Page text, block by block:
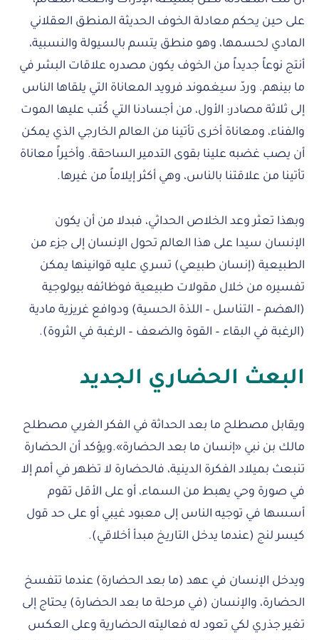
على حين يحكم معادلة الخوف الحديثة المنطق العقلاني
المادي لحسمها، وهو منطق يتسم بالسيولة والنسبية،
أنتج نوعاً جديداً من الخوف يكون مصدره علاقات البشر في
ما بينهم. وردّ سيغموند فرويد المعاناة التي يلقاها الناس
إلى ثلاثة مصادر: الأول، من أجسادنا التي كُتب عليها الموت
والفناء، ومعاناة أخرى تأتينا من العالم الخارجي الذي يمكن
أن يصب غضبه علينا بقوى التدمير الساحقة. وأخيراً معاناة
تأتينا من علاقتنا بالناس، وهي أكثر إيلاماً من غيرها.
وبهذا تعثر وعد الخلاص الحداثي، فبدلا من أن يكون
الإنسان سيدا على هذا العالم تحول الإنسان إلى جزء من
الطبيعية (إنسان طبيعي) تسري عليه قوانينها يمكن
تفسيره من خلال مقولات طبيعية فوظائفه بيولوجية
(الهضم – التناسل – اللذة الحسية) ودوافع غريزية مادية
(الرغبة في البقاء – القوة والضعف – الرغبة في الثروة).
البعث الحضاري الجديد
ويقابل مصطلح ما بعد الحداثة في الفكر الغربي مصطلح
مالك بن نبي «إنسان ما بعد الحضارة».ويؤكد أن الحضارة
تنبعث بميلاد الفكرة الدينية، فالحضارة لا تظهر في أمم إلا
في صورة وحي يهبط من السماء، أو على الأقل تقوم
أسسها في توجيه الناس إلى معبود غيبي أو على حد قول
كيسر لنج (عندما يدخل التاريخ مبدأ أخلاقي).
ويدخل الإنسان في عهد (ما بعد الحضارة) عندما تتفسخ
الحضارة، والإنسان (في مرحلة ما بعد الحضارة) يحتاج إلى
تغير جذري لكي تعود له فعاليته الحضارية وعلى العكس